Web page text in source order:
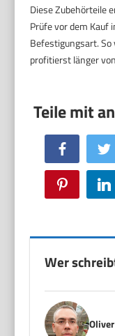
Diese Zubehörteile
Prüfe vor dem Kauf
Befestigungsart.
profitierst länger
Facebook
Pinterest
Wer
Oliver